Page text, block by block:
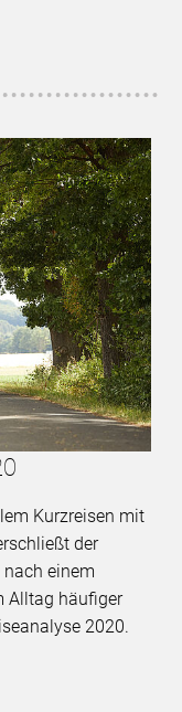
Kurzreisen mit
der
einem
Alltag häufiger
2020.